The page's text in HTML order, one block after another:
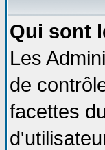
Qui sont
Les
de
facettes